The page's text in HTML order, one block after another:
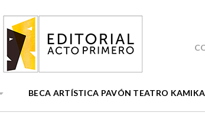
BECA ARTÍSTICA PAVÓN TEATRO